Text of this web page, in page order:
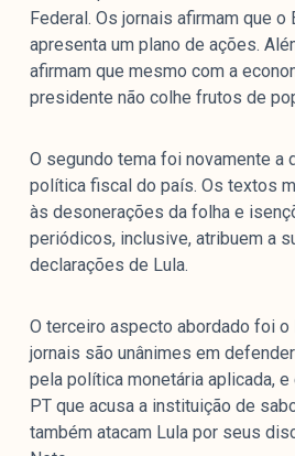
Federal. Os jornais afirmam que o
apresenta um plano de ações.
afirmam que mesmo com a
presidente não colhe frutos de
O segundo tema foi novamente a
política fiscal do país. Os textos
às desonerações da folha e
periódicos, inclusive, atribuem a
declarações de Lula.
O terceiro aspecto abordado foi o
jornais são unânimes em
pela política monetária aplicada,
PT que acusa a instituição de
também atacam Lula por seus